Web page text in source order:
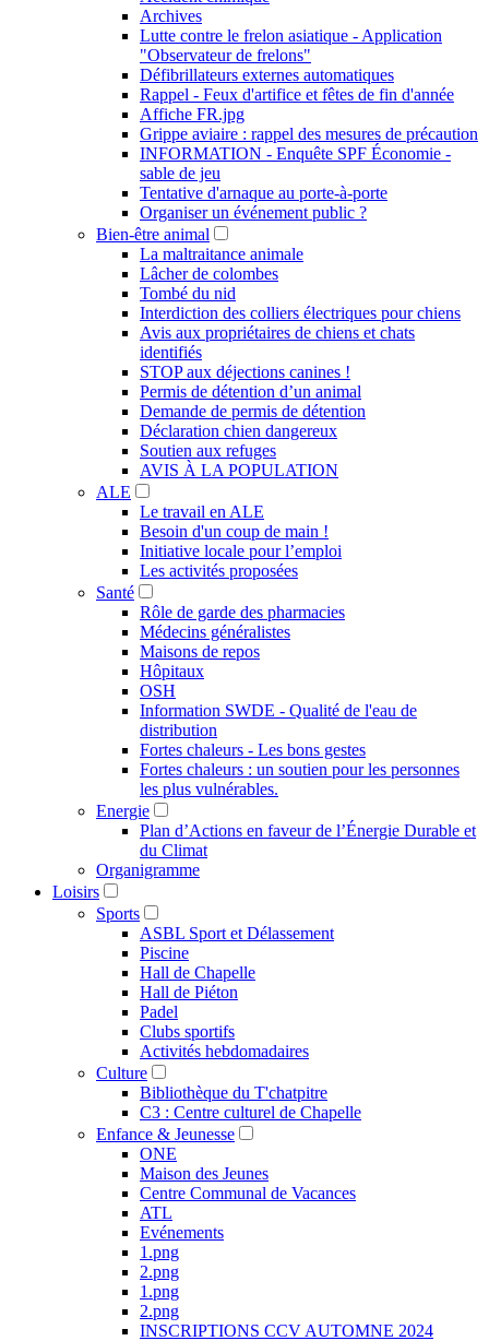
Archives
Lutte contre le frelon asiatique - Application
"Observateur de frelons"
Défibrillateurs externes automatiques
Rappel - Feux d'artifice et fêtes de fin d'année
Affiche FR.jpg
Grippe aviaire : rappel des mesures de précaution
INFORMATION - Enquête SPF Économie -
sable de jeu
Tentative d'arnaque au porte-à-porte
Organiser un événement public ?
Bien-être animal
La maltraitance animale
Lâcher de colombes
Tombé du nid
Interdiction des colliers électriques pour chiens
Avis aux propriétaires de chiens et chats
identifiés
STOP aux déjections canines !
Permis de détention d’un animal
Demande de permis de détention
Déclaration chien dangereux
Soutien aux refuges
AVIS À LA POPULATION
ALE
Le travail en ALE
Besoin d'un coup de main !
Initiative locale pour l’emploi
Les activités proposées
Santé
Rôle de garde des pharmacies
Médecins généralistes
Maisons de repos
Hôpitaux
OSH
Information SWDE - Qualité de l'eau de
distribution
Fortes chaleurs - Les bons gestes
Fortes chaleurs : un soutien pour les personnes
les plus vulnérables.
Energie
Plan d’Actions en faveur de l’Énergie Durable et
du Climat
Organigramme
Loisirs
Sports
ASBL Sport et Délassement
Piscine
Hall de Chapelle
Hall de Piéton
Padel
Clubs sportifs
Activités hebdomadaires
Culture
Bibliothèque du T'chatpitre
C3 : Centre culturel de Chapelle
Enfance & Jeunesse
ONE
Maison des Jeunes
Centre Communal de Vacances
ATL
Evénements
1.png
2.png
1.png
2.png
INSCRIPTIONS CCV AUTOMNE 2024